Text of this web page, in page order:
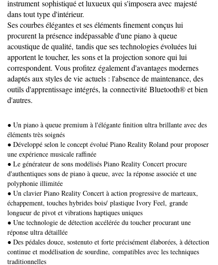
instrument sophistiqué et luxueux qui s'imposera avec majesté
dans tout type d'intérieur.
Ses courbes élégantes et ses éléments finement conçus lui
procurent la présence indépassable d'une piano à queue
acoustique de qualité, tandis que ses technologies évoluées lui
apportent le toucher, les sons et la projection sonore qui lui
correspondent. Vous profitez également d'avantages modernes
adaptés aux styles de vie actuels : l'absence de maintenance, des
outils d'apprentissage intégrés, la connectivité Bluetooth® et bien
d'autres.
● Un piano à queue premium à l'élégante finition ultra brillante avec des
éléments très soignés
● Développé selon le concept évolué Piano Reality Roland pour proposer
une expérience musicale raffinée
● Le générateur de sons modélisés Piano Reality Concert procure
d'authentiques sons de piano à queue, avec la réponse associée et une
polyphonie illimitée
● Un clavier Piano Reality Concert à action progressive de marteaux,
échappement, touches hybrides bois/ plastique Ivory Feel, grande
longueur de pivot et vibrations haptiques uniques
● Une technologie de détection accélérée du toucher procurant une
réponse ultra détaillée
● Des pédales douce, sostenuto et forte précisément élaborées, à détection
continue et modélisation de sourdine, compatibles avec les techniques
traditionnelles